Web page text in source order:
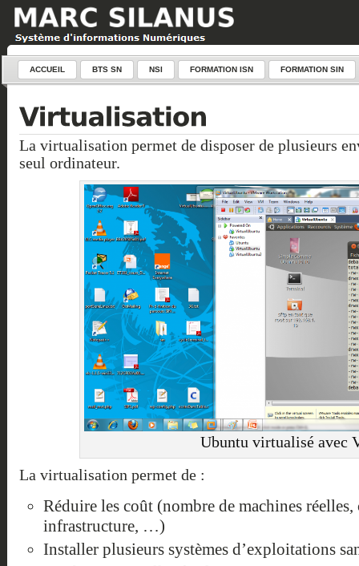
ACCUEIL BTS SN NSI FORMATION ISN FORMATION SIN
La virtualisation permet de disposer de plusieurs
seul ordinateur.
Ubuntu virtualisé avec
La virtualisation permet de :
Réduire les coût (nombre de machines
infrastructure, …)
Installer plusieurs systèmes d’exploitations